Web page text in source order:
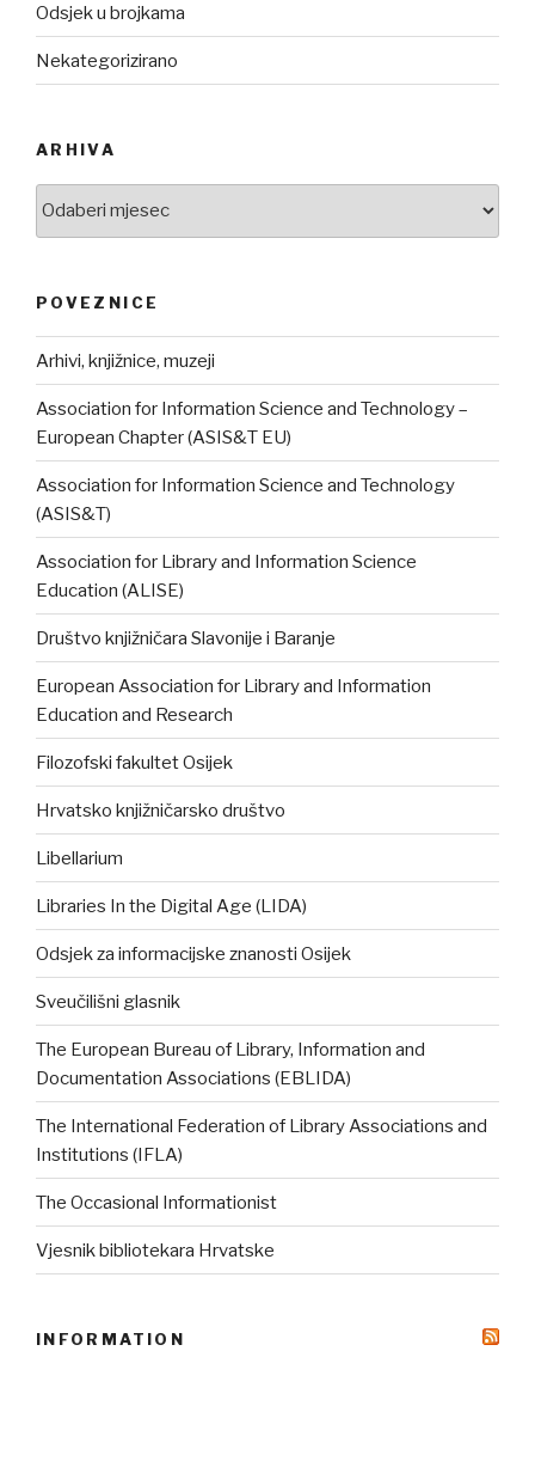
Odsjek u brojkama
Nekategorizirano
ARHIVA
Arhiva
POVEZNICE
Arhivi, knjižnice, muzeji
Association for Information Science and Technology –
European Chapter (ASIS&T EU)
Association for Information Science and Technology
(ASIS&T)
Association for Library and Information Science
Education (ALISE)
Društvo knjižničara Slavonije i Baranje
European Association for Library and Information
Education and Research
Filozofski fakultet Osijek
Hrvatsko knjižničarsko društvo
Libellarium
Libraries In the Digital Age (LIDA)
Odsjek za informacijske znanosti Osijek
Sveučilišni glasnik
The European Bureau of Library, Information and
Documentation Associations (EBLIDA)
The International Federation of Library Associations and
Institutions (IFLA)
The Occasional Informationist
Vjesnik bibliotekara Hrvatske
INFORMATION